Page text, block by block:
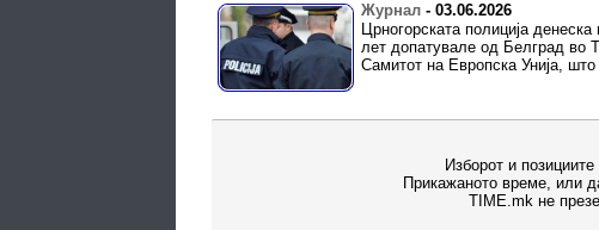
Журнал - 03.06.2026
Црногорската полиција
лет допатувале од Белград во
Самитот на Европска Унија,
Изборот и
Прикажаното време, или
TIME.mk не